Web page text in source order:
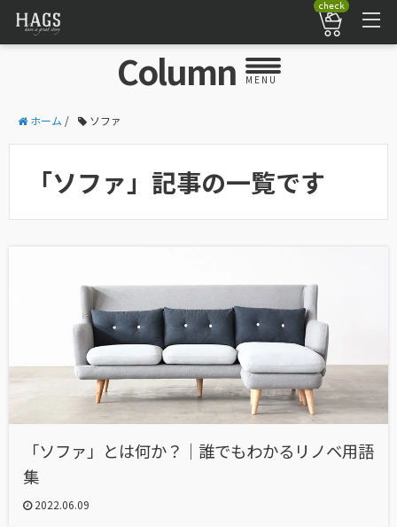
check
Column MENU
ホーム / ソファ
「ソファ」記事の一覧です
「ソファ」とは何か？｜誰でもわかるリノベ用語
集
2022.06.09